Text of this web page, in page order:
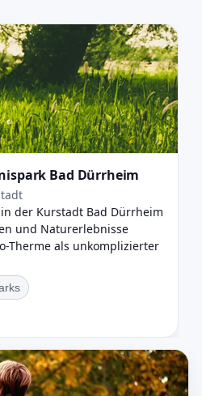
Bad Dürrheim
der Kurstadt Bad Dürrheim
und Naturerlebnisse
Therme als unkomplizierter